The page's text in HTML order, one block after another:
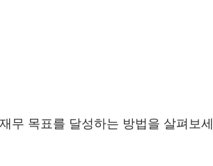
무 목표를 달성하는 방법을 살펴보